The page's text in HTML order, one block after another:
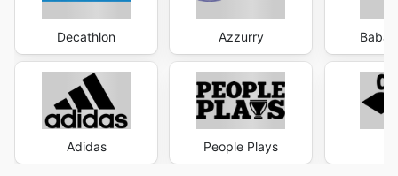
Decathlon
Adidas
Azzurry
People Plays